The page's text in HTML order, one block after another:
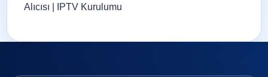
Alıcısı
IPTV Kurulumu